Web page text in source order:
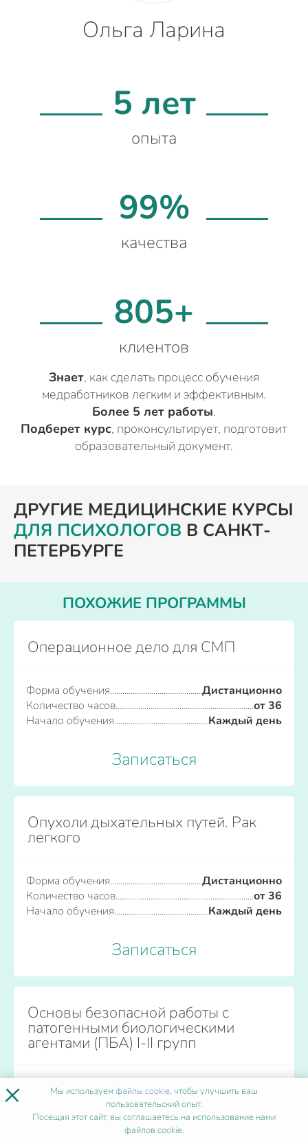
Ольга Ларина
5 лет
опыта
99%
качества
805+
клиентов
Знает, как сделать процесс обучения
медработников легким и эффективным.
Более 5 лет работы.
Подберет курс, проконсультирует, подготовит
образовательный документ.
ДРУГИЕ МЕДИЦИНСКИЕ КУРСЫ
ДЛЯ ПСИХОЛОГОВ В САНКТ-
ПЕТЕРБУРГЕ
ПОХОЖИЕ ПРОГРАММЫ
Операционное дело для СМП
Форма обучения
Дистанционно
Количество часов
от 36
Начало обучения
Каждый день
Записаться
Опухоли дыхательных путей. Рак
легкого
Форма обучения
Дистанционно
Количество часов
от 36
Начало обучения
Каждый день
Записаться
Основы безопасной работы с
патогенными биологическими
агентами (ПБА) I-II групп
Форма обучения
Дистанционно
Количество часов
Начало обучения
Каждый день
× Мы используемфайлы cookie, чтобы улучшить ваш
пользовательский опыт.
Посещая этот сайт, вы соглашаетесь на использование нами
файлов cookie.